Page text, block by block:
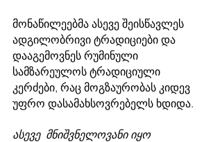
მონაწილეებმა ასევე შეისწავლეს
ადგილობრივი ტრადიციები და
დააგემოვნეს რუმინული
სამზარეულოს ტრადიციული
კერძები, რაც მოგზაურობას კიდევ
უფრო დასამახსოვრებელს ხდიდა.
ასევე  მნიშვნელოვანი იყო